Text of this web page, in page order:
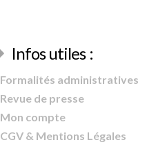
Infos utiles :
Formalités administratives
Revue de presse
Mon compte
CGV & Mentions Légales